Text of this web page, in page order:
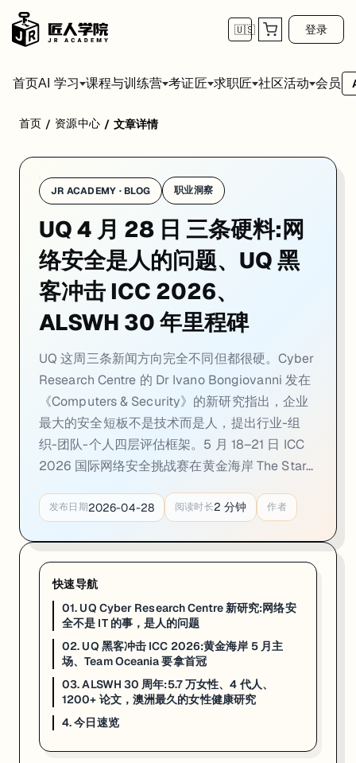
🇺🇸 登录
首页AI 学习 课程与训练营 考证匠 求职匠 社区活动 会员
学校：昆士兰大学 / University of Queensland
UQ 这周三条新闻方向完全不同但都很硬。Cyber Research Centre 的
01. UQ Cyber Research Centre 新研究:网络
：UQ Cyber Research Centre 的 Dr Ivano Bongiovanni 4 月
UQ Cyber Research Centre 的 Dr Ivano Bongiovanni 4 月 28 日在《
Bongiovanni 提出一个四层评估框架:行业层（监管和合规预期）、组
对走 Cyber Security 和 Information Systems 方向的学生，这条研究
02. UQ 黑客冲击 ICC 2026:黄金海岸 5 月主
：国际网络安全挑战赛（ICC 2026）5 月 18–21 日在黄金海岸
5 月 18–21 日，第 25 届 AUSCERT 大会和国际网络安全挑战赛（
UQ 这次有两位 CS + Math 双学位本科生进 Team Oceania（大洋洲
支撑这两位选手的是 UQ Cyber Squad——一个每周聚一次的学生社团
来源：UQ News · 2026-04-27
03. ALSWH 30 周年:5.7 万女性、4 代人、
：澳洲女性健康纵向研究（ALSWH）4 月 22 日满 30 周年。
澳洲女性健康纵向研究（Australian Longitudinal Study on Women's
UQ 这边的负责人是 Professor Gita Mishra AO，她在 ALSWH 启动那
对走 Public Health / Epidemiology / Health Sciences 方向的学生，
来源：UQ News · 2026-04-22
4. 今日速览
首页 / 资源中心 / 文章详情
JR ACADEMY · BLOG 职业洞察
UQ 4 月 28 日 三条硬料:网
络安全是人的问题、UQ 黑
客冲击 ICC 2026、
ALSWH 30 年里程碑
UQ 这周三条新闻方向完全不同但都很硬。Cyber
Research Centre 的 Dr Ivano Bongiovanni 发在
《Computers & Security》的新研究指出，企业
最大的安全短板不是技术而是人，提出行业-组
织-团队-个人四层评估框架。5 月 18–21 日 ICC
2026 国际网络安全挑战赛在黄金海岸 The Star...
发布日期2026-04-28 阅读时长2 分钟 作者
快速导航
01. UQ Cyber Research Centre 新研究:网络安
全不是 IT 的事，是人的问题
02. UQ 黑客冲击 ICC 2026:黄金海岸 5 月主
场、Team Oceania 要拿首冠
03. ALSWH 30 周年:5.7 万女性、4 代人、
1200+ 论文，澳洲最久的女性健康研究
4. 今日速览